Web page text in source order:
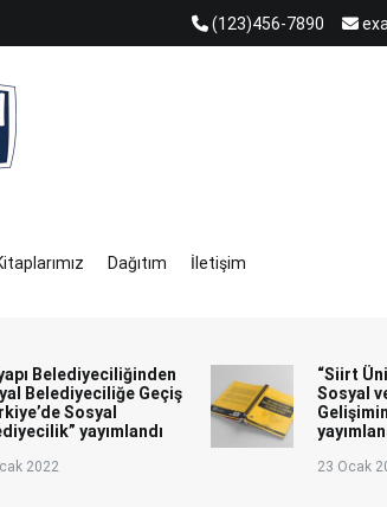
(123)456-7890
Dağıtım İletişim
Belediyeciliğinden
Belediyeciliğe Geçiş
Sosyal
yayımlandı
2022
“Siirt
Sosyal
23 Ocak